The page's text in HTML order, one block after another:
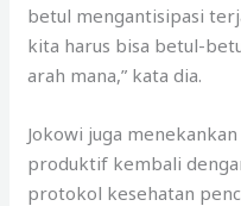
betul mengantisipasi
kita harus bisa betul-
arah mana,” kata dia.
Jokowi juga
produktif kembali
protokol kesehatan